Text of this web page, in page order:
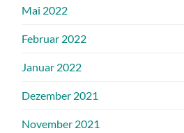
Mai 2022
Februar 2022
Januar 2022
Dezember 2021
November 2021